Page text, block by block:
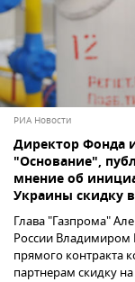
РИА Новости
Директор Фонда
"Основание",
мнение об
Украины скидку
Глава "Газпрома"
России Владимиром
прямого контракта
партнерам скидку